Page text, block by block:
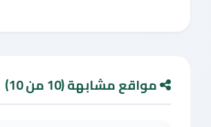
مواقع مشابهة (10 من 10)